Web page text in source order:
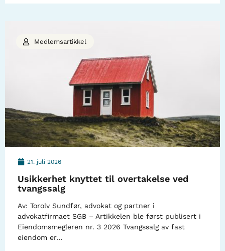
21. juli 2026
Usikkerhet knyttet til overtakelse ved
tvangssalg
Av: Torolv Sundfør, advokat og partner i
advokatfirmaet SGB – Artikkelen ble først publisert i
Eiendomsmegleren nr. 3 2026 Tvangssalg av fast
eiendom er…
Medlemsartikkel